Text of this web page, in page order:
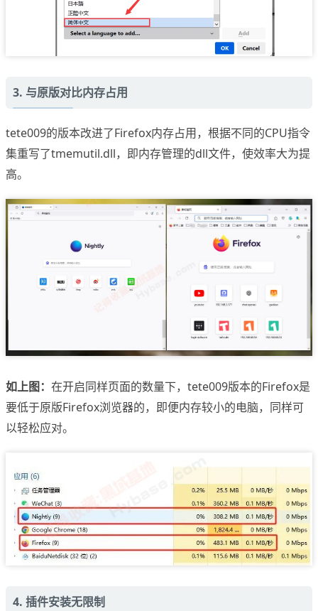
3. 与原版对比内存占用
tete009的版本改进了Firefox内存占用，根据不同的CPU指令
集重写了tmemutil.dll，即内存管理的dll文件，使效率大为提
高。
如上图： 在开启同样页面的数量下，tete009版本的Firefox是
要低于原版Firefox浏览器的，即便内存较小的电脑，同样可
以轻松应对。
4. 插件安装无限制